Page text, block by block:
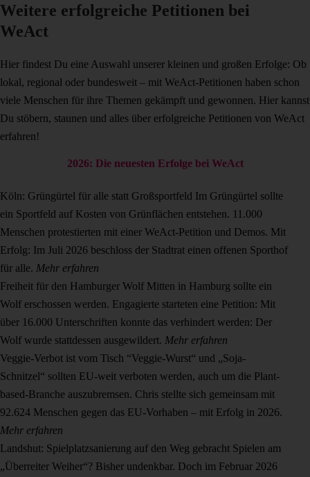
Weitere erfolgreiche Petitionen bei
WeAct
Hier findest Du eine Auswahl unserer kleinen und großen Erfolge: Ob
lokal, regional oder bundesweit – mit WeAct-Petitionen haben schon
viele Menschen für ihre Themen gekämpft und gewonnen. Hier kannst
Du stöbern, staunen und alles über erfolgreiche Petitionen von WeAct
erfahren!
2026: Die neuesten Erfolge bei WeAct
Köln: Grüngürtel für alle statt Großsportfeld Im Grüngürtel sollte
ein Sportfeld auf Kosten von Grünflächen entstehen. 11.000
Menschen protestierten mit einer WeAct-Petition und Demos. Mit
Erfolg: Im Juli 2026 beschloss der Stadtrat einen offenen Sporthof
für alle. Mehr erfahren
Freiheit für den Hamburger Wolf Mitten in Hamburg sollte ein
Wolf erschossen werden. Engagierte starteten eine Petition: Mit
über 16.000 Unterschriften konnte das verhindert werden: Der
Wolf wurde stattdessen ausgewildert. Mehr erfahren
Veggie-Verbot ist vom Tisch “Veggie-Wurst“ und „Soja-
Schnitzel“ sollten EU-weit verboten werden, auch um die Plant-
based-Branche auszubremsen. Chris stellte sich gemeinsam mit
92.624 Menschen gegen das EU-Vorhaben – mit Erfolg in 2026.
Mehr erfahren
Landshut: Spielplatzsanierung auf den Weg gebracht Spielen am
„Überreiter Weiher“? Bisher undenkbar. Doch im Februar 2026